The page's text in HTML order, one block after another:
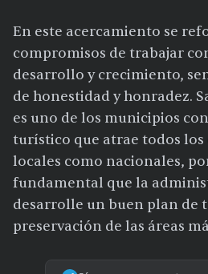
En este acercamiento se
compromisos de trabajar
desarrollo y crecimiento,
de honestidad y honradez.
es uno de los municipios
turístico que atrae todos
locales como nacionales,
fundamental que la
desarrolle un buen plan de
preservación de las áreas